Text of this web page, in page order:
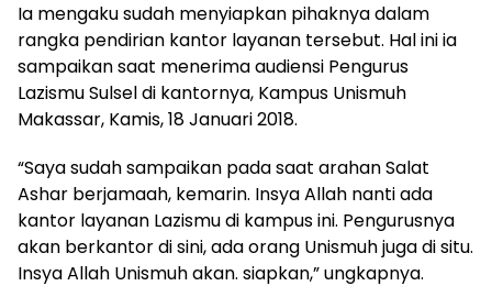
Ia mengaku sudah menyiapkan pihaknya dalam
rangka pendirian kantor layanan tersebut. Hal ini ia
sampaikan saat menerima audiensi Pengurus
Lazismu Sulsel di kantornya, Kampus Unismuh
Makassar, Kamis, 18 Januari 2018.
“Saya sudah sampaikan pada saat arahan Salat
Ashar berjamaah, kemarin. Insya Allah nanti ada
kantor layanan Lazismu di kampus ini. Pengurusnya
akan berkantor di sini, ada orang Unismuh juga di situ.
Insya Allah Unismuh akan. siapkan,” ungkapnya.